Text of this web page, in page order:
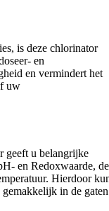
is deze chlorinator
en
en vermindert het
uw
geeft u belangrijke
en Redoxwaarde, de
Hierdoor
in de gaten